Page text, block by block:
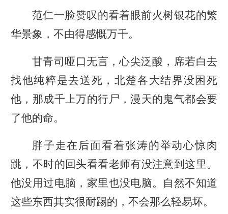
范仁一脸赞叹的看着眼前火树银花的繁
华景象，不由得感慨万千。
甘青司哑口无言，心尖泛酸，席若白去
找他纯粹是去送死，北楚各大结界没困死
他，那成千上万的行尸，漫天的鬼气都会要
了他的命。
胖子走在后面看着张涛的举动心惊肉
跳，不时的回头看看老师有没注意到这里。
他没用过电脑，家里也没电脑。自然不知道
这些东西其实很耐踢的，不会那么轻易坏。